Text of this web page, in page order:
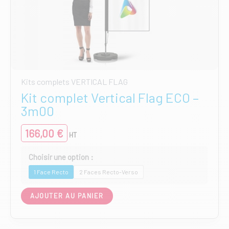
Kits complets VERTICAL FLAG
Kit complet Vertical Flag ECO –
3m00
166,00 € HT
1 Face Recto 2 Faces Recto-Verso
AJOUTER AU PANIER
produit